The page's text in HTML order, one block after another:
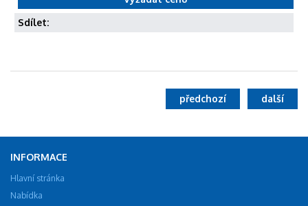
Sdílet:
další
předchozí
INFORMACE
Hlavní stránka
Nabídka